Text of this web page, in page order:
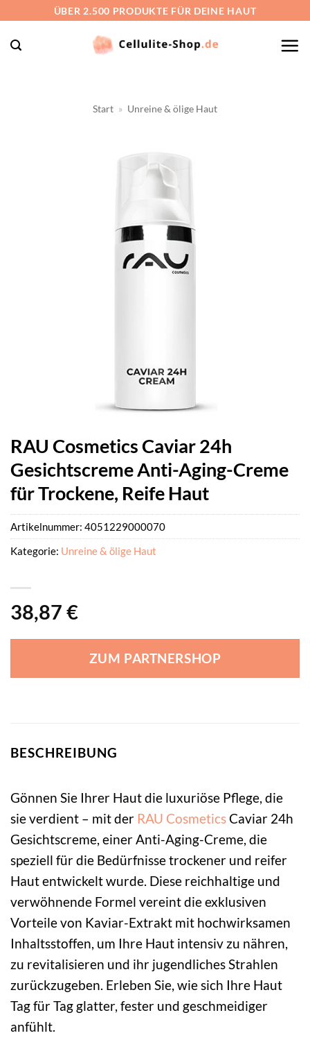
springen
ÜBER 2.500 PRODUKTE FÜR DEINE HAUT
Start » Unreine & ölige Haut
RAU Cosmetics Caviar 24h
Gesichtscreme Anti-Aging-Creme
für Trockene, Reife Haut
38,87 €
ZUM PARTNERSHOP
Artikelnummer: 4051229000070
Kategorie: Unreine & ölige Haut
BESCHREIBUNG
Gönnen Sie Ihrer Haut die luxuriöse Pflege, die
sie verdient – mit der RAU CosmeticsCaviar 24h
Gesichtscreme, einer Anti-Aging-Creme, die
speziell für die Bedürfnisse trockener und reifer
Haut entwickelt wurde. Diese reichhaltige und
verwöhnende Formel vereint die exklusiven
Vorteile von Kaviar-Extrakt mit hochwirksamen
Inhaltsstoffen, um Ihre Haut intensiv zu nähren,
zu revitalisieren und ihr jugendliches Strahlen
zurückzugeben. Erleben Sie, wie sich Ihre Haut
Tag für Tag glatter, fester und geschmeidiger
anfühlt.